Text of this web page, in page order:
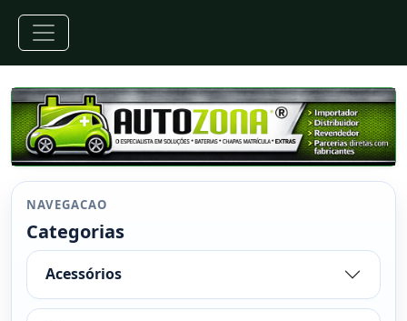
NAVEGACAO
Categorias
Acessórios